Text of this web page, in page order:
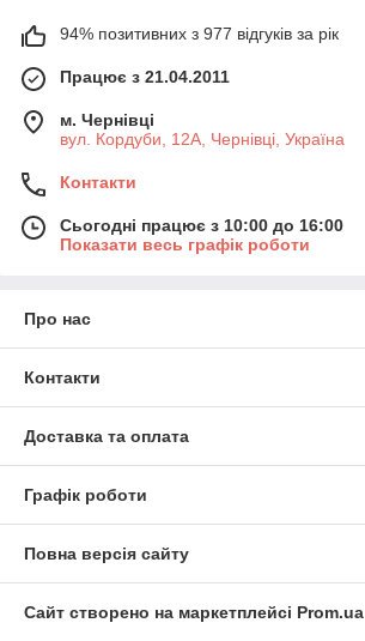
94% позитивних з 977 відгуків за рік
Працює з 21.04.2011
м. Чернівці
вул. Кордуби, 12А, Чернівці, Україна
Контакти
Сьогодні працює з 10:00 до 16:00
Показати весь графік роботи
Про нас
Контакти
Доставка та оплата
Графік роботи
Повна версія сайту
Сайт створено на маркетплейсі Prom.ua